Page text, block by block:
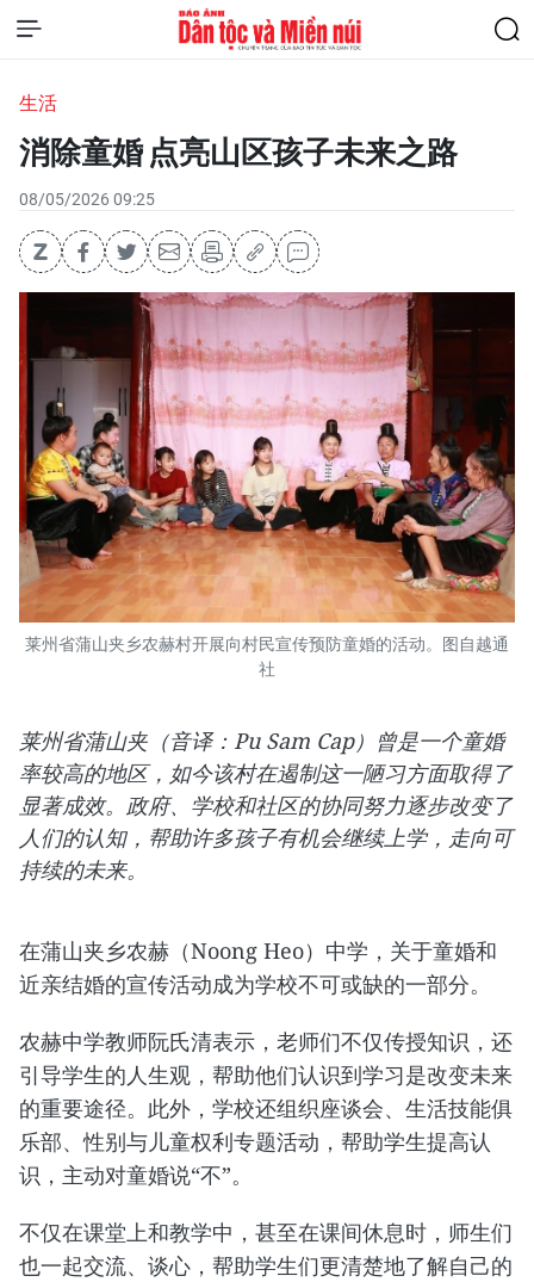
生活
消除童婚 点亮山区孩子未来之路
08/05/2026 09:25
莱州省蒲山夹乡农赫村开展向村民宣传预防童婚的活动。图自越通
社
莱州省蒲山夹（音译：Pu Sam Cap）曾是一个童婚
率较高的地区，如今该村在遏制这一陋习方面取得了
显著成效。政府、学校和社区的协同努力逐步改变了
人们的认知，帮助许多孩子有机会继续上学，走向可
持续的未来。
在蒲山夹乡农赫（Noong Heo）中学，关于童婚和
近亲结婚的宣传活动成为学校不可或缺的一部分。
​农赫中学教师阮氏清表示，老师们不仅传授知识，还
引导学生的人生观，帮助他们认识到学习是改变未来
的重要途径。此外，学校还组织座谈会、生活技能俱
乐部、性别与儿童权利专题活动，帮助学生提高认
识，主动对童婚说“不”。
​不仅在课堂上和教学中，甚至在课间休息时，师生们
也一起交流、谈心，帮助学生们更清楚地了解自己的